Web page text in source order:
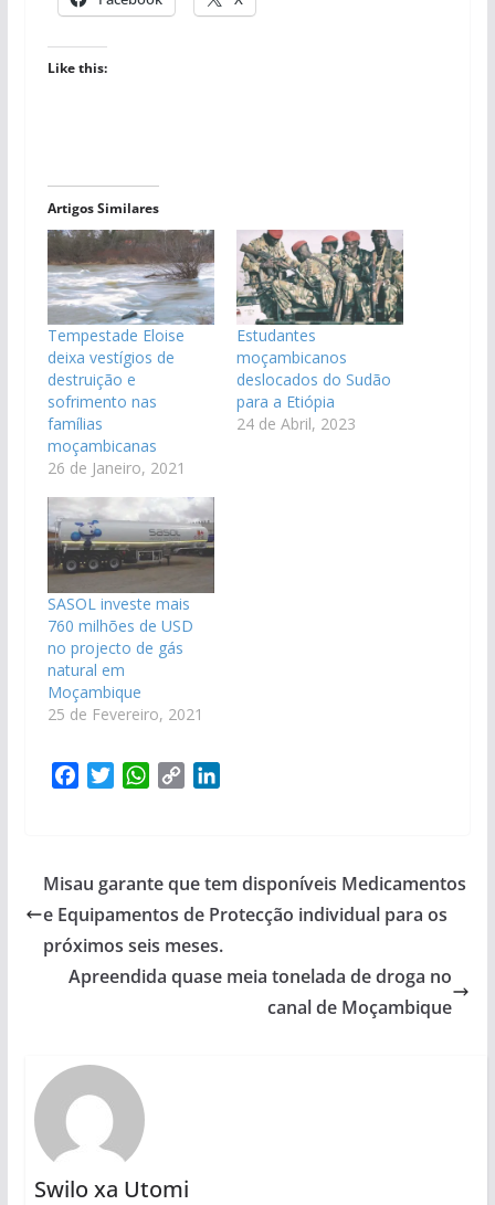
Like this:
Artigos Similares
Tempestade Eloise
deixa vestígios de
destruição e
sofrimento nas
famílias
moçambicanas
26 de Janeiro, 2021
Estudantes
moçambicanos
deslocados do Sudão
para a Etiópia
24 de Abril, 2023
SASOL investe mais
760 milhões de USD
no projecto de gás
natural em
Moçambique
25 de Fevereiro, 2021
b
o
o
k
t
e
W
s
A
p
p
L
i
k
e
d
n
Misau garante que tem disponíveis Medicamentos
e Equipamentos de Protecção individual para os
próximos seis meses.
Apreendida quase meia tonelada de droga no
canal de Moçambique
Swilo xa Utomi